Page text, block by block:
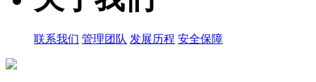
联系我们 管理团队 发展历程 安全保障